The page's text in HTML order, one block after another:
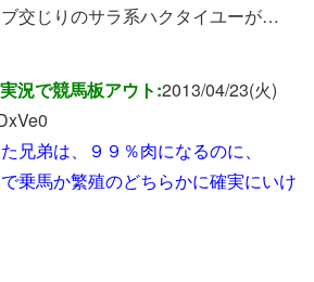
交じりのサラ系ハクタイユーが…
況で競馬板アウト:2013/04/23(火)
兄弟は、９９％肉になるのに、
乗馬か繁殖のどちらかに確実にいけ